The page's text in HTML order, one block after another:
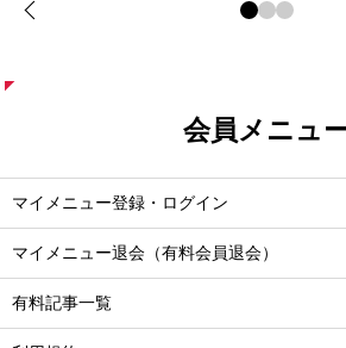
会員メニュ
マイメニュー登録・ログイン
マイメニュー退会（有料会員退会）
有料記事一覧